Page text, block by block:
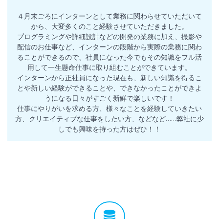
４月末ごろにインターンとして業務に関わらせていただいて
から、大変多くのこと経験させていただきました。
プログラミングや詳細設計などの開発の業務に加え、撮影や
配信のお仕事など、インターンの段階から実際の業務に関わ
ることができるので、社員になった今でもその知識をフル活
用して一生懸命仕事に取り組むことができています。
インターンから正社員になった現在も、新しい知識を得るこ
とや新しい経験ができることや、できなかったことができよ
うになる日々がすごく新鮮で楽しいです！
仕事にやりがいを求める方、様々なことを経験していきたい
方、クリエイティブな仕事をしたい方、などなど……弊社に少
しでも興味を持った方はぜひ！！